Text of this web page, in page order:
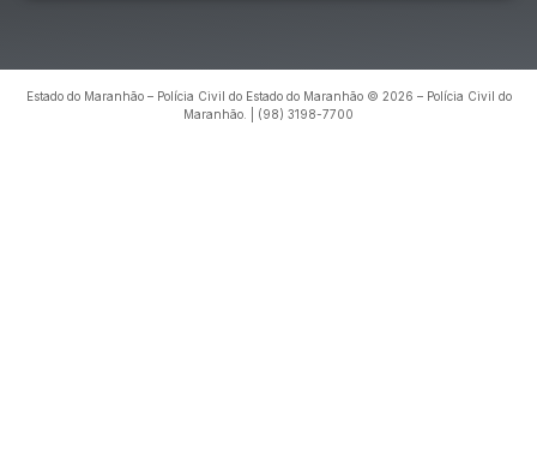
Estado do Maranhão – Polícia Civil do Estado do Maranhão © 2026 – Polícia Civil do
Maranhão. | (98) 3198-7700